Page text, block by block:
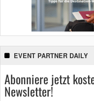
EVENT PARTNER DAILY
Abonniere jetzt
Newsletter!